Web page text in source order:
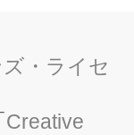
Creative